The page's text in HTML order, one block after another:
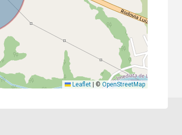
Leaflet © OpenStreetMap